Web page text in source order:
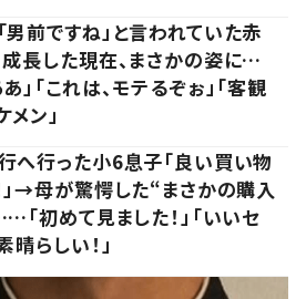
男前ですね」と言われていた赤
成長した現在、まさかの姿に…
あ」「これは、モテるぞぉ」「客観
ン」
へ行った小6息子「良い買い物
」→母が驚愕した“まさかの購入
初めて見ました！」「いいセ
晴らしい！」